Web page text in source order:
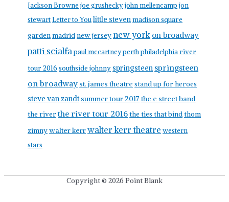
Jackson Browne joe grusheckyjohn mellencamp jon
stewartLetter to Youlittle stevenmadison square
gardenmadridnew jerseynew york on broadway
patti scialfapaul mccartneyperthphiladelphiariver
tour 2016southside johnny springsteen springsteen
on broadway st. james theatre stand up for heroes
steve van zandt summer tour 2017 the e street band
the riverthe river tour 2016the ties that bindthom
zimnywalter kerrwalter kerr theatre western
stars
Copyright © 2026 Point Blank